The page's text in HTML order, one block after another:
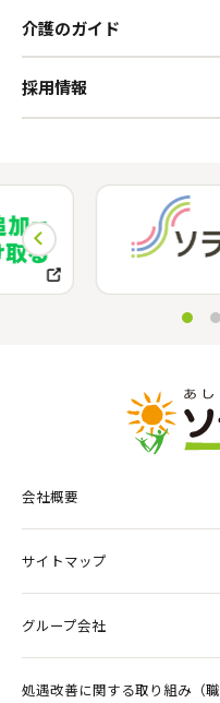
介護のガイド
採用情報
会社概要
サイトマップ
グループ会社
処遇改善に関する取り組み（職